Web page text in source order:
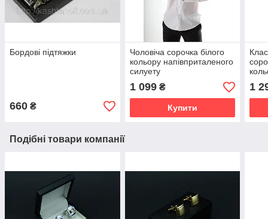
Бордові підтяжки
660 ₴
Чоловіча сорочка білого
кольору напівприталеного
силуету
1 099₴
Купити
1
Подібні товари компанії